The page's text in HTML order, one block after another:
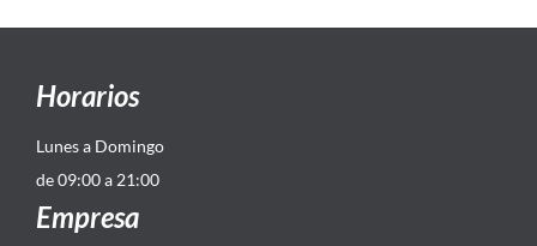
Horarios
Lunes a Domingo
de 09:00 a 21:00
Empresa